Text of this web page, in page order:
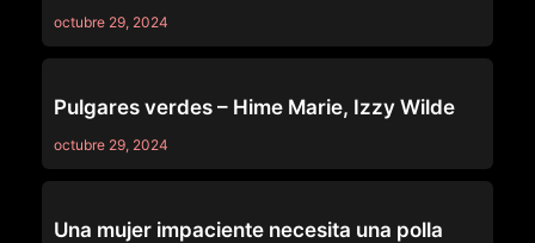
octubre 29, 2024
Pulgares verdes – Hime Marie, Izzy Wilde
octubre 29, 2024
Una mujer impaciente necesita una polla